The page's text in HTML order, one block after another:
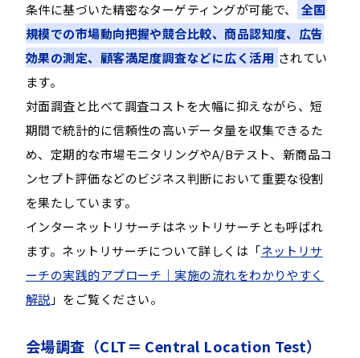
条件に基づいた精密なターゲティングが可能で、
全国
規模での市場動向把握や競合比較、商品認知度、広告
効果の測定、顧客満足度調査などに広く活用 されてい
ます。
対面調査と比べて調査コストを大幅に抑えながら、短
期間で統計的に信頼性の高いデータ量を収集できるた
め、定期的な市場モニタリングやA/Bテスト、新商品コ
ンセプト評価などのビジネス判断において重要な役割
を果たしています。
インターネットリサーチはネットリサーチとも呼ばれ
ます。ネットリサーチについて詳しくは「ネットリサ
ーチの実践的アプローチ｜実施の流れをわかりやすく
解説 」をご覧ください。
会場調査（CLT＝ Central Location Test）